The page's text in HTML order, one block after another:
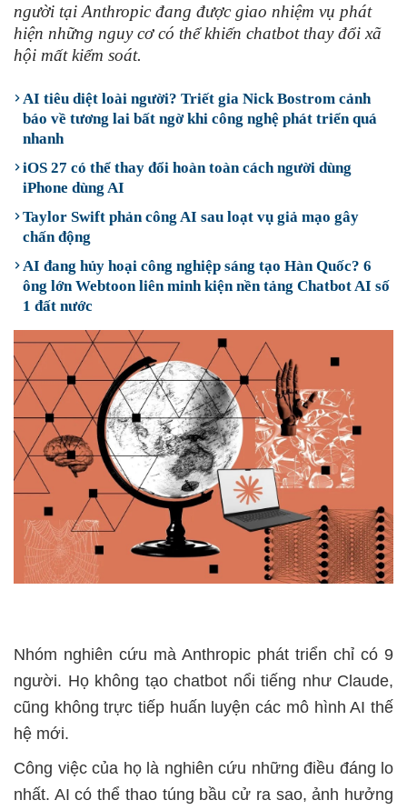
người tại Anthropic đang được giao nhiệm vụ phát
hiện những nguy cơ có thể khiến chatbot thay đổi xã
hội mất kiểm soát.
AI tiêu diệt loài người? Triết gia Nick Bostrom cảnh
báo về tương lai bất ngờ khi công nghệ phát triển quá
nhanh
iOS 27 có thể thay đổi hoàn toàn cách người dùng
iPhone dùng AI
Taylor Swift phản công AI sau loạt vụ giả mạo gây
chấn động
AI đang hủy hoại công nghiệp sáng tạo Hàn Quốc? 6
ông lớn Webtoon liên minh kiện nền tảng Chatbot AI số
1 đất nước
Nhóm nghiên cứu mà Anthropic phát triển chỉ có 9
người. Họ không tạo chatbot nổi tiếng như Claude,
cũng không trực tiếp huấn luyện các mô hình AI thế
hệ mới.
Công việc của họ là nghiên cứu những điều đáng lo
nhất. AI có thể thao túng bầu cử ra sao, ảnh hưởng